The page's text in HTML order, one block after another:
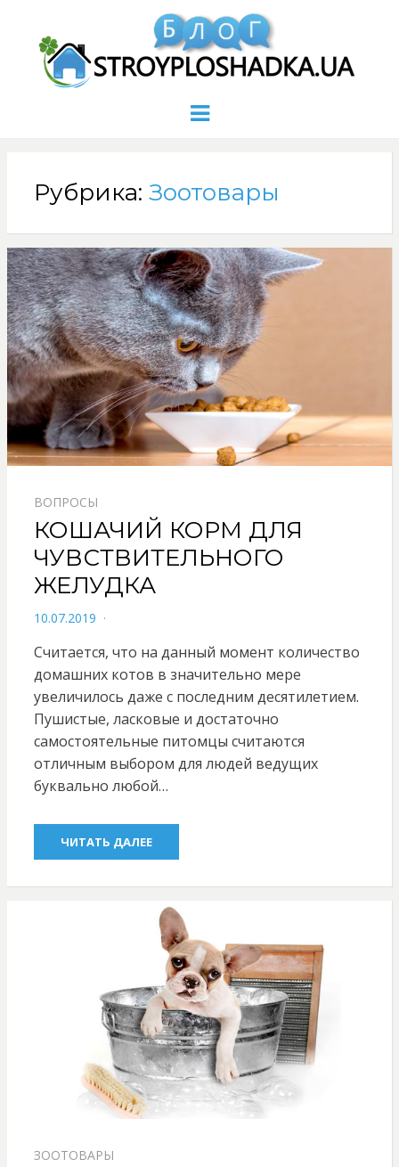
Menu
Рубрика: Зоотовары
ВОПРОСЫ
КОШАЧИЙ КОРМ ДЛЯ
ЧУВСТВИТЕЛЬНОГО
ЖЕЛУДКА
POSTED
10.07.2019
Считается, что на данный момент количество
домашних котов в значительно мере
увеличилось даже с последним десятилетием.
Пушистые, ласковые и достаточно
самостоятельные питомцы считаются
отличным выбором для людей ведущих
буквально любой…
ЧИТАТЬ ДАЛЕЕ
ЗООТОВАРЫ